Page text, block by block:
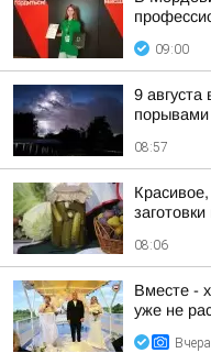
09:00
9
порывами
08:57
08:06
Вместе -
уже не